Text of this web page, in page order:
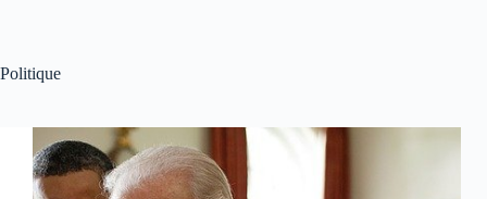
Politique